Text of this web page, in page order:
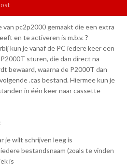
van pc2p2000 gemaakt die een extra
en te activeren is m.b.v.?
kun je vanaf de PC iedere keer een
sturen, die dan direct na
bewaard, waarna de P2000T dan
.cas bestand. Hiermee kun je
in één keer naar cassette
je wilt schrijven leeg is
bestandsnaam (zoals te vinden
is